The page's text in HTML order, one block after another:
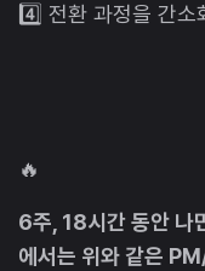
4️⃣ 전환 과정을 간소
🔥
6주, 18시간 동안 나
에서는 위와 같은